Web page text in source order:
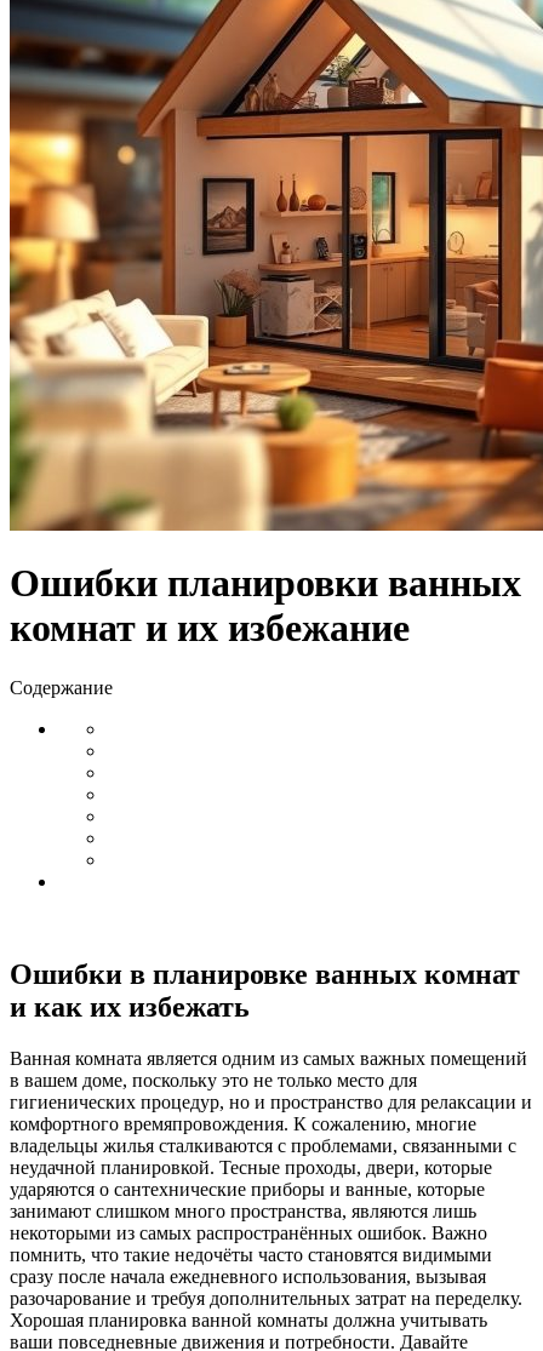
Ошибки планировки ванных
комнат и их избежание
Содержание
Ошибки в планировке ванных комнат
и как их избежать
Ванная комната является одним из самых важных помещений
в вашем доме, поскольку это не только место для
гигиенических процедур, но и пространство для релаксации и
комфортного времяпровождения. К сожалению, многие
владельцы жилья сталкиваются с проблемами, связанными с
неудачной планировкой. Тесные проходы, двери, которые
ударяются о сантехнические приборы и ванные, которые
занимают слишком много пространства, являются лишь
некоторыми из самых распространённых ошибок. Важно
помнить, что такие недочёты часто становятся видимыми
сразу после начала ежедневного использования, вызывая
разочарование и требуя дополнительных затрат на переделку.
Хорошая планировка ванной комнаты должна учитывать
ваши повседневные движения и потребности. Давайте